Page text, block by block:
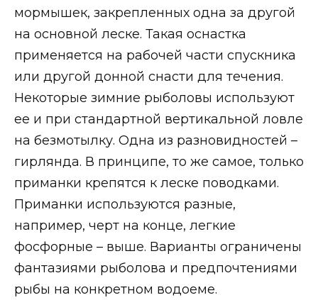
мормышек, закрепленных одна за другой
на основной леске. Такая оснастка
применяется на рабочей части спускника
или другой донной снасти для течения.
Некоторые зимние рыболовы используют
ее и при стандартной вертикальной ловле
на безмотылку. Одна из разновидностей –
гирлянда. В принципе, то же самое, только
приманки крепятся к леске поводками.
Приманки используются разные,
например, черт на конце, легкие
фосфорные – выше. Варианты ограничены
фантазиями рыболова и предпочтениями
рыбы на конкретном водоеме.